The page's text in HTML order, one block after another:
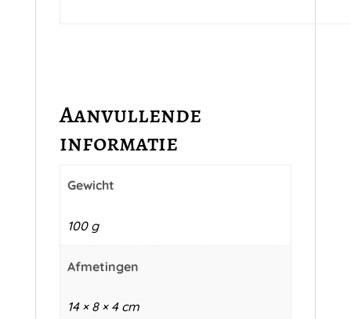
Aanvullende
informatie
Gewicht
100 g
Afmetingen
14 × 8 × 4 cm